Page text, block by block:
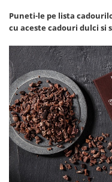
Puneti-le pe lista
cu aceste cadouri dulci si